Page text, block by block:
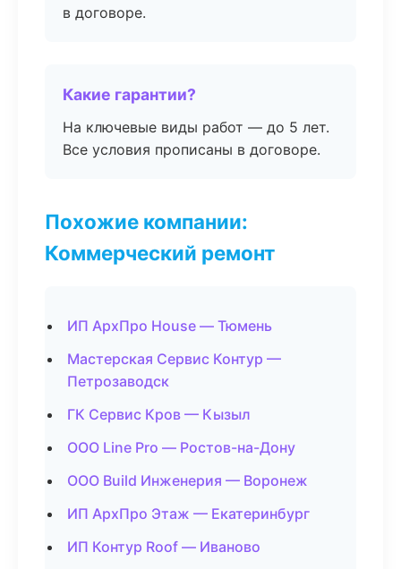
в договоре.
Какие гарантии?
На ключевые виды работ — до 5 лет.
Все условия прописаны в договоре.
Похожие компании:
Коммерческий ремонт
ИП АрхПро House — Тюмень
Мастерская Сервис Контур —
Петрозаводск
ГК Сервис Кров — Кызыл
ООО Line Pro — Ростов-на-Дону
ООО Build Инженерия — Воронеж
ИП АрхПро Этаж — Екатеринбург
ИП Контур Roof — Иваново